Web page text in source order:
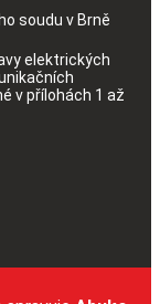
soudu v Brně
elektrických
v přílohách 1 až